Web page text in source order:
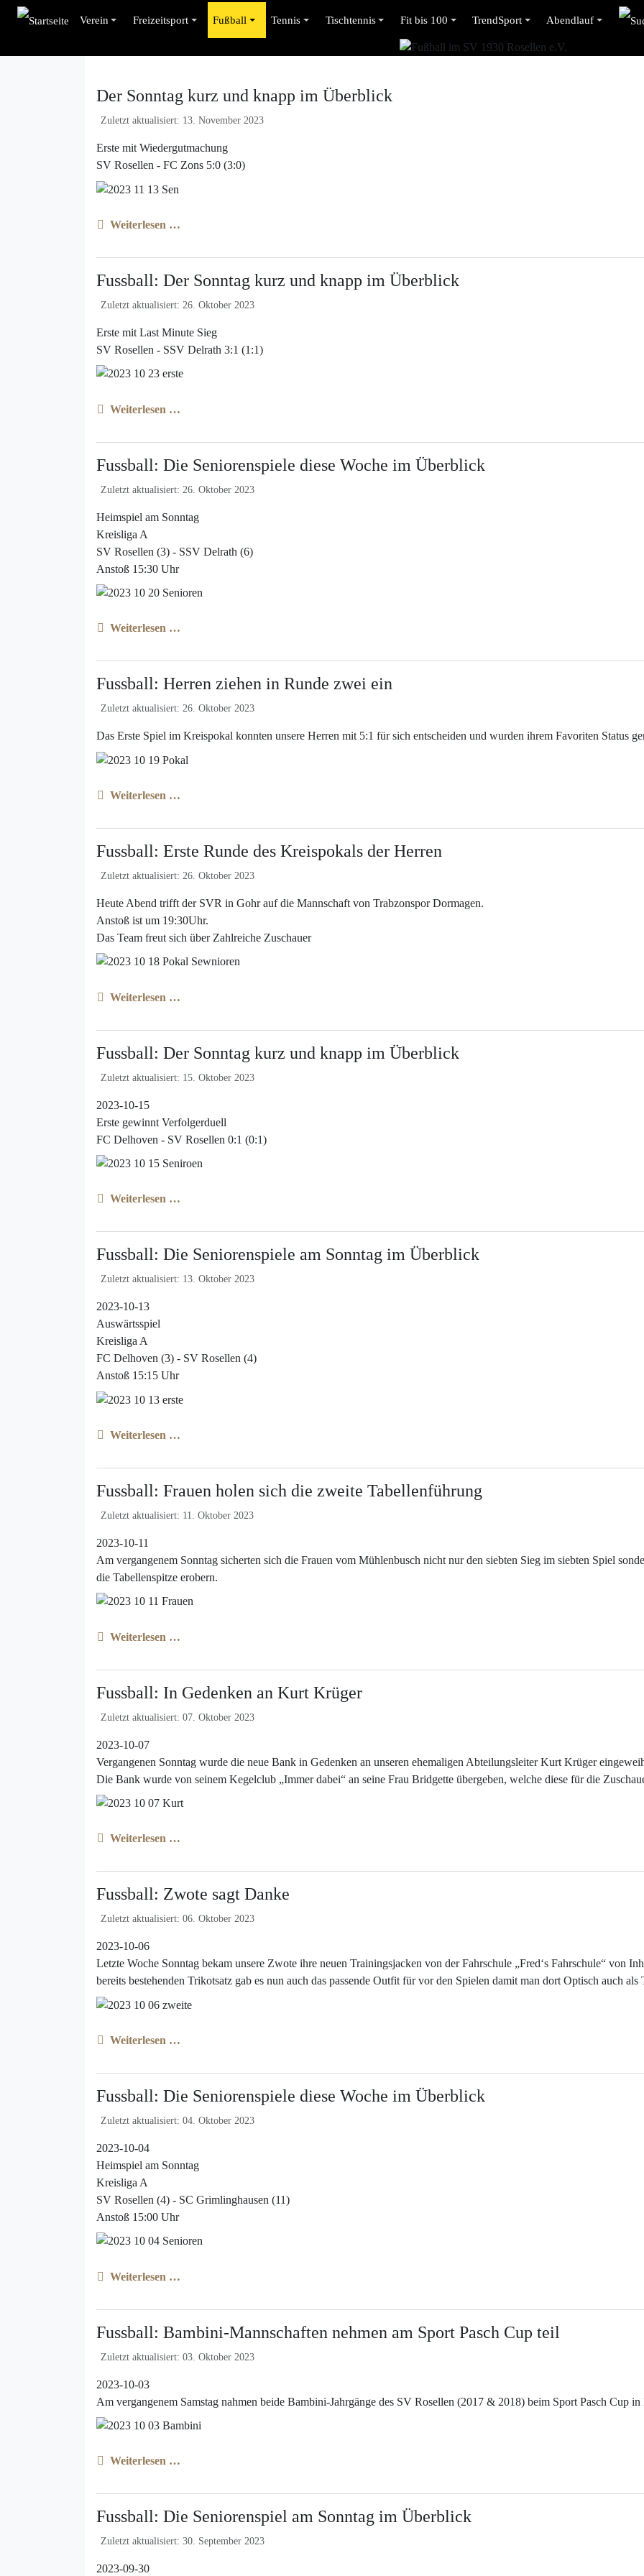
Verein Freizeitsport Fußball Tennis Tischtennis Fit bis 100 TrendSport Abendlauf
Der Sonntag kurz und knapp im Überblick
Zuletzt aktualisiert: 13. November 2023
Erste mit Wiedergutmachung
SV Rosellen - FC Zons 5:0 (3:0)
Weiterlesen …
Fussball: Der Sonntag kurz und knapp im Überblick
Zuletzt aktualisiert: 26. Oktober 2023
Erste mit Last Minute Sieg
SV Rosellen - SSV Delrath 3:1 (1:1)
Weiterlesen …
Fussball: Die Seniorenspiele diese Woche im Überblick
Zuletzt aktualisiert: 26. Oktober 2023
Heimspiel am Sonntag
Kreisliga A
SV Rosellen (3) - SSV Delrath (6)
Anstoß 15:30 Uhr
Weiterlesen …
Fussball: Herren ziehen in Runde zwei ein
Zuletzt aktualisiert: 26. Oktober 2023
Das Erste Spiel im Kreispokal konnten unsere Herren mit 5:1 für sich entscheiden und wurden ihrem Favoriten Status
Weiterlesen …
Fussball: Erste Runde des Kreispokals der Herren
Zuletzt aktualisiert: 26. Oktober 2023
Heute Abend trifft der SVR in Gohr auf die Mannschaft von Trabzonspor Dormagen.
Anstoß ist um 19:30Uhr.
Das Team freut sich über Zahlreiche Zuschauer
Weiterlesen …
Fussball: Der Sonntag kurz und knapp im Überblick
Zuletzt aktualisiert: 15. Oktober 2023
2023-10-15
Erste gewinnt Verfolgerduell
FC Delhoven - SV Rosellen 0:1 (0:1)
Weiterlesen …
Fussball: Die Seniorenspiele am Sonntag im Überblick
Zuletzt aktualisiert: 13. Oktober 2023
2023-10-13
Auswärtsspiel
Kreisliga A
FC Delhoven (3) - SV Rosellen (4)
Anstoß 15:15 Uhr
Weiterlesen …
Fussball: Frauen holen sich die zweite Tabellenführung
Zuletzt aktualisiert: 11. Oktober 2023
2023-10-11
Am vergangenem Sonntag sicherten sich die Frauen vom Mühlenbusch nicht nur den siebten Sieg im siebten Spiel
die Tabellenspitze erobern.
Weiterlesen …
Fussball: In Gedenken an Kurt Krüger
Zuletzt aktualisiert: 07. Oktober 2023
2023-10-07
Vergangenen Sonntag wurde die neue Bank in Gedenken an unseren ehemaligen Abteilungsleiter Kurt Krüger
Die Bank wurde von seinem Kegelclub „Immer dabei“ an seine Frau Bridgette übergeben, welche diese für die
Weiterlesen …
Fussball: Zwote sagt Danke
Zuletzt aktualisiert: 06. Oktober 2023
2023-10-06
Letzte Woche Sonntag bekam unsere Zwote ihre neuen Trainingsjacken von der Fahrschule „Fred‘s Fahrschule“ von
bereits bestehenden Trikotsatz gab es nun auch das passende Outfit für vor den Spielen damit man dort Optisch auch als
Weiterlesen …
Fussball: Die Seniorenspiele diese Woche im Überblick
Zuletzt aktualisiert: 04. Oktober 2023
2023-10-04
Heimspiel am Sonntag
Kreisliga A
SV Rosellen (4) - SC Grimlinghausen (11)
Anstoß 15:00 Uhr
Weiterlesen …
Fussball: Bambini-Mannschaften nehmen am Sport Pasch Cup teil
Zuletzt aktualisiert: 03. Oktober 2023
2023-10-03
Am vergangenem Samstag nahmen beide Bambini-Jahrgänge des SV Rosellen (2017 & 2018) beim Sport Pasch Cup in
Weiterlesen …
Fussball: Die Seniorenspiel am Sonntag im Überblick
Zuletzt aktualisiert: 30. September 2023
2023-09-30